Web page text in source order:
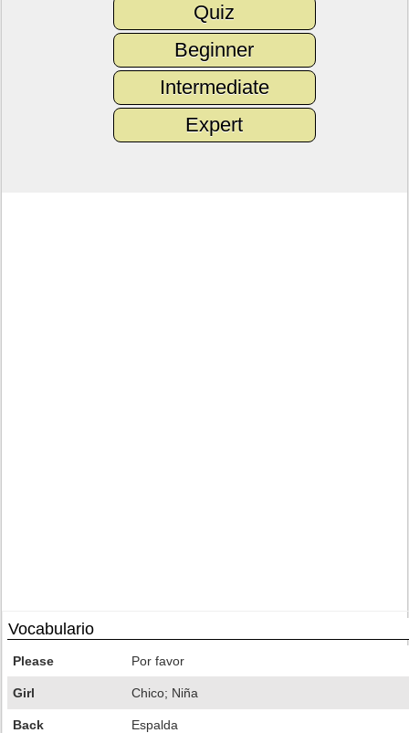
Quiz
Beginner
Intermediate
Expert
Vocabulario
Please Por favor
Girl Chico; Niña
Back Espalda